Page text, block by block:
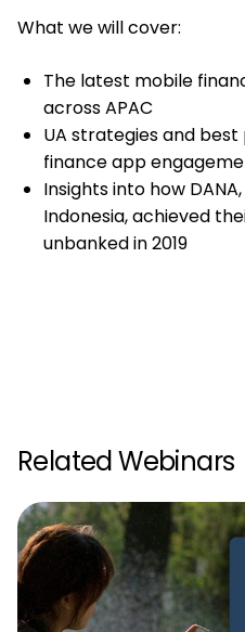
What we will cover:
The latest mobile
across APAC
UA strategies and
finance app
Insights into how
Indonesia, achieved
unbanked in 2019
Related Webinars